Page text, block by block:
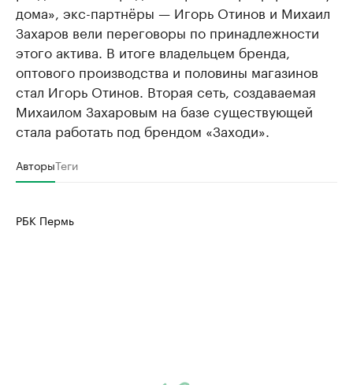
дома», экс-партнёры — Игорь Отинов и Михаил
Захаров вели переговоры по принадлежности
этого актива. В итоге владельцем бренда,
оптового производства и половины магазинов
стал Игорь Отинов. Вторая сеть, создаваемая
Михаилом Захаровым на базе существующей
стала работать под брендом «Заходи».
АвторыТеги
РБК Пермь